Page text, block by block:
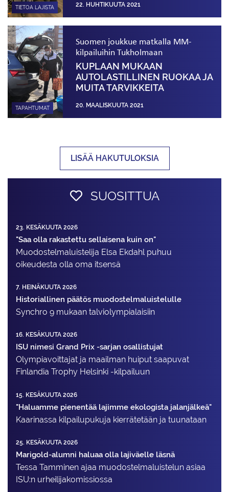
TIETOA LAJISTA 22. HUHTIKUUTA 2021
TAPAHTUMAT
Suomen joukkue matkalla MM-
kilpailuihin Tukholmaan
KUPLAAN MUKAAN
AUTOLASTILLINEN RUOKAA JA
MUITA TARVIKKEITA
20. MAALISKUUTA 2021
LISÄÄ HAKUTULOKSIA
SUOSITTUA
23. KESÄKUUTA 2026
"Saa olla rakastettu sellaisena kuin on"
Muodostelma­luistelija Elsa Ekdahl puhuu
oikeudesta olla oma itsensä
7. HEINÄKUUTA 2026
Historiallinen päätös muodostelmaluistelulle
Synchro 9 mukaan talviolympialaisiin
16. KESÄKUUTA 2026
ISU nimesi Grand Prix -sarjan osallistujat
Olympiavoittajat ja maailman huiput saapuvat
Finlandia Trophy Helsinki -kilpailuun
15. KESÄKUUTA 2026
"Haluamme pienentää lajimme ekologista jalanjälkeä"
Kaarinassa kilpailupukuja kierrätetään ja tuunataan
25. KESÄKUUTA 2026
Marigold-alumni haluaa olla lajiväelle läsnä
Tessa Tamminen ajaa muodostelma­luistelun asiaa
ISU:n urheilija­komissiossa